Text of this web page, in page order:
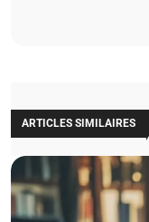
ARTICLES SIMILAIRES